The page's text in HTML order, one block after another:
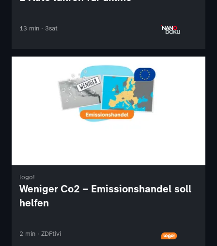
13 min · 3sat
logo!
Weniger Co2 – Emissionshandel soll
helfen
2 min · ZDFtivi